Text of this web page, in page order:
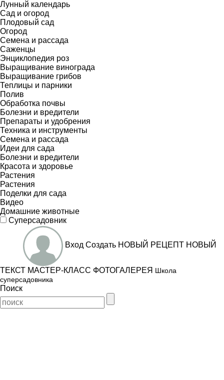
Лунный календарь
Сад и огород
Плодовый сад
Огород
Семена и рассада
Саженцы
Энциклопедия роз
Выращивание винограда
Выращивание грибов
Теплицы и парники
Полив
Обработка почвы
Болезни и вредители
Препараты и удобрения
Техника и инструменты
Семена и рассада
Идеи для сада
Болезни и вредители
Красота и здоровье
Растения
Растения
Поделки для сада
Видео
Домашние животные
Суперсадовник
Вход Создать НОВЫЙ РЕЦЕПТ НОВЫЙ
ТЕКСТ МАСТЕР-КЛАСС ФОТОГАЛЕРЕЯ Школа
суперсадовника
Поиск